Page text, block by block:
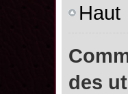
Haut
des